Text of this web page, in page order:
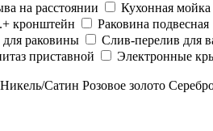
на расстоянии Кухонная мойка
кронштейн Раковина подвесная
раковины Слив-перелив для
приставной Электронные
Никель/Сатин Розовое золото